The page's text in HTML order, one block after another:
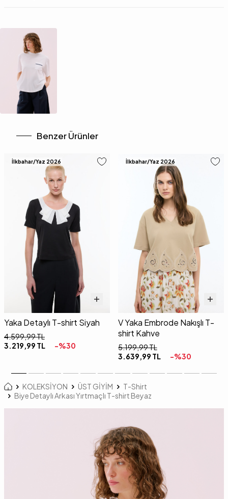
Benzer Ürünler
İlkbahar/Yaz 2026
Yaka Detaylı T-shirt Siyah
4.599,99TL
3.219,99 TL -%30
İlkbahar/Yaz 2026
V Yaka Embrode Nakışlı T-
shirt Kahve
5.199,99TL
3.639,99 TL -%30
KOLEKSİYON ÜST GİYİM
T-Shirt
Biye Detaylı Arkası Yırtmaçlı T-shirt Beyaz